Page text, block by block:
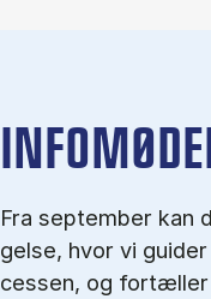
Fra september kan
gel­se, hvor vi
ces­sen, og